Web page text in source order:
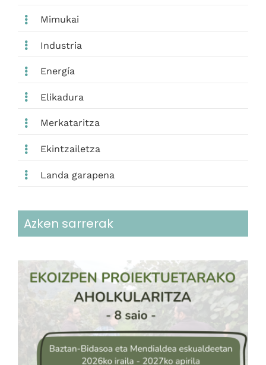
Mimukai
Industria
Energía
Elikadura
Merkataritza
Ekintzailetza
Landa garapena
Azken sarrerak